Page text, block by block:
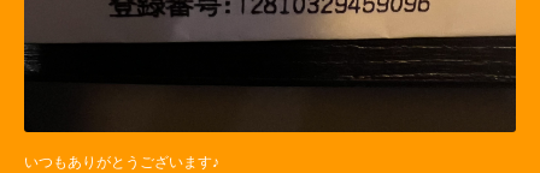
いつもありがとうございます♪